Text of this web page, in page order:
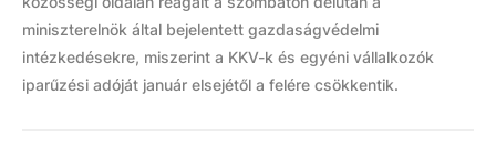
miniszterelnök által bejelentett gazdaságvédelmi
intézkedésekre, miszerint a KKV-k és egyéni vállalkozók
iparűzési adóját január elsejétől a felére csökkentik.